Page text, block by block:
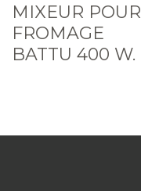
MIXEUR POUR
FROMAGE
BATTU 400 W.